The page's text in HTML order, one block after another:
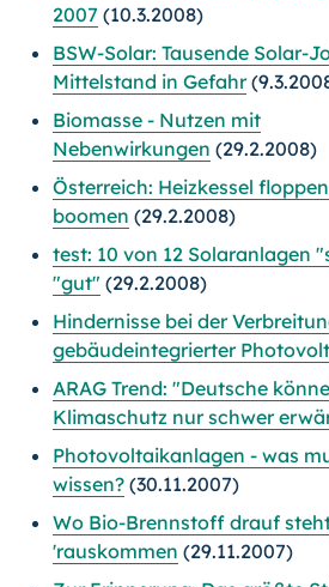
2007 (10.3.2008)
BSW-Solar: Tausende Solar-
Mittelstand in Gefahr
Biomasse - Nutzen mit
Nebenwirkungen (29.2.2008)
Österreich: Heizkessel
boomen (29.2.2008)
test: 10 von 12 Solaranlagen
"gut" (29.2.2008)
Hindernisse bei der
gebäudeintegrierter
ARAG Trend: "Deutsche
Klimaschutz nur schwer
Photovoltaikanlagen - was
wissen? (30.11.2007)
Wo Bio-Brennstoff drauf
'rauskommen (29.11.2007)